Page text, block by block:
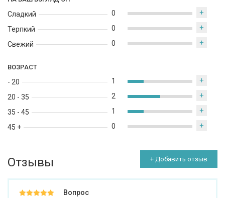
Сладкий
Терпкий
Свежий
0 +
0 +
0 +
ВОЗРАСТ
- 20
20 - 35
35 - 45
45 +
1 +
2 +
1 +
0 +
Отзывы + Добавить отзыв
Вопрос